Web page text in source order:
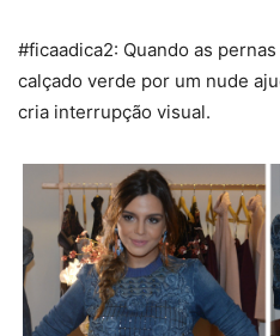
#ficaadica2: Quando as
calçado verde por um nude
cria interrupção visual.